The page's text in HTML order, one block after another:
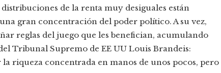
de la renta muy desiguales están
gran concentración del poder político. A su vez,
reglas del juego que les benefician, acumulando
Tribunal Supremo de EE UU Louis Brandeis:
riqueza concentrada en manos de unos pocos, pero